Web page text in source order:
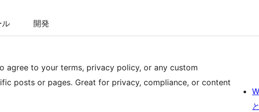
ル 開発
agree to your terms, privacy policy, or any custom
posts or pages. Great for privacy, compliance, or content
と